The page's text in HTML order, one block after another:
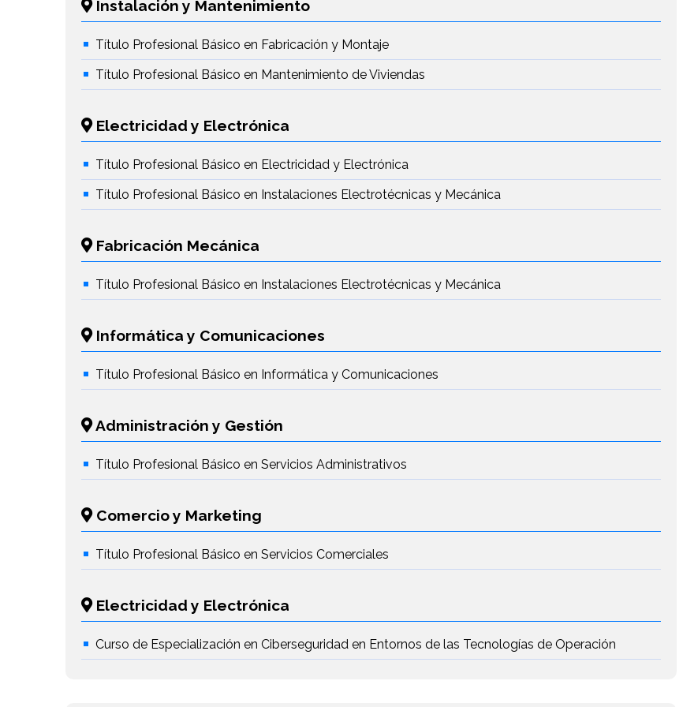
Instalación y Mantenimiento
Título Profesional Básico en Fabricación y Montaje
Título Profesional Básico en Mantenimiento de Viviendas
Electricidad y Electrónica
Título Profesional Básico en Electricidad y Electrónica
Título Profesional Básico en Instalaciones Electrotécnicas y Mecánica
Fabricación Mecánica
Título Profesional Básico en Instalaciones Electrotécnicas y Mecánica
Informática y Comunicaciones
Título Profesional Básico en Informática y Comunicaciones
Administración y Gestión
Título Profesional Básico en Servicios Administrativos
Comercio y Marketing
Título Profesional Básico en Servicios Comerciales
Electricidad y Electrónica
Curso de Especialización en Ciberseguridad en Entornos de las Tecnologías de Operación